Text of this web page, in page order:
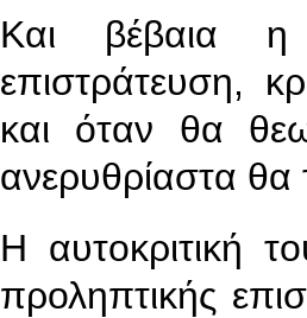
Και βέβαια
επιστράτευση,
και όταν θα
ανερυθρίαστα θα
Η αυτοκριτική
προληπτικής